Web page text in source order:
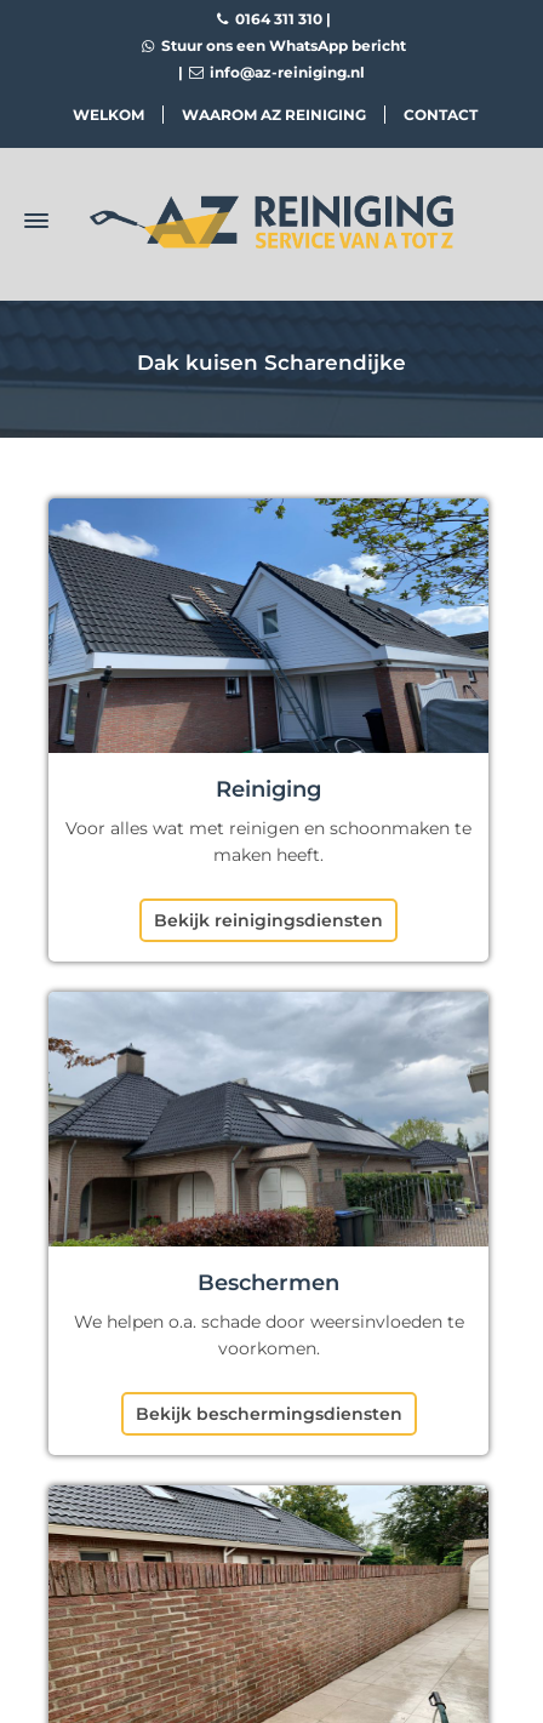
0164 311 310 |
Stuur ons een WhatsApp bericht
|
info@az-reiniging.nl
WELKOM WAAROM AZ REINIGING CONTACT
Dak kuisen Scharendijke
Reiniging
Voor alles wat met reinigen en schoonmaken te
maken heeft.
Bekijk reinigingsdiensten
Beschermen
We helpen o.a. schade door weersinvloeden te
voorkomen.
Bekijk beschermingsdiensten